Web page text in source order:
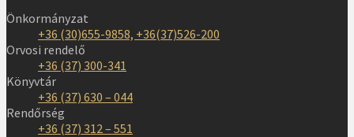
Önkormányzat
+36 (30)655-9858, +36(37)526-200
Orvosi rendelő
+36 (37) 300-341
Könyvtár
+36 (37) 630 – 044
Rendőrség
+36 (37) 312 – 551